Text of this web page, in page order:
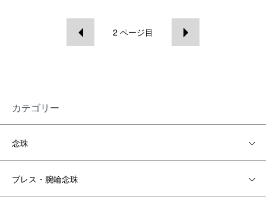
2 ページ目
カテゴリー
念珠
ブレス・腕輪念珠